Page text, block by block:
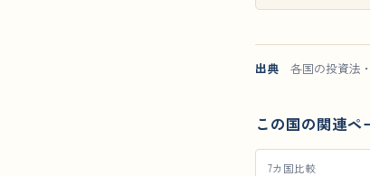
出典 各国の投資法・
この国の関連ペ
7カ国比較